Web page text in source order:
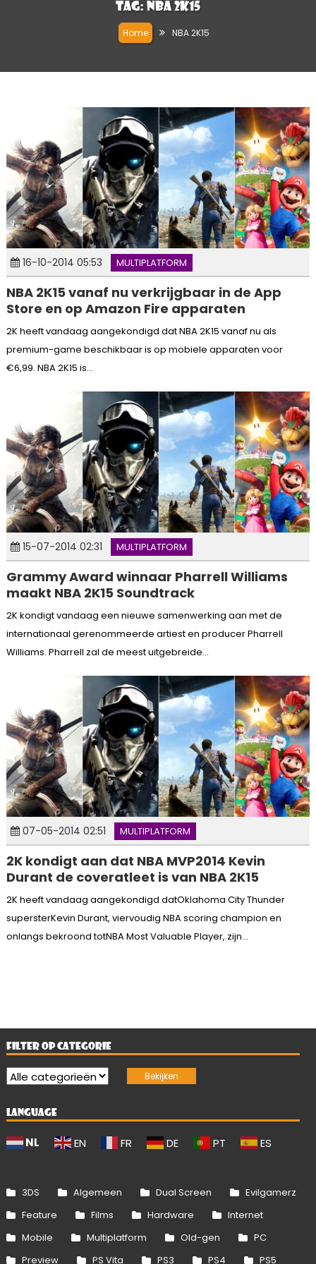
Tag: NBA 2K15
Home NBA 2K15
16-10-2014 05:53 MULTIPLATFORM
NBA 2K15 vanaf nu verkrijgbaar in de App
Store en op Amazon Fire apparaten
2K heeft vandaag aangekondigd dat NBA 2K15 vanaf nu als
premium-game beschikbaar is op mobiele apparaten voor
€6,99. NBA 2K15 is...
15-07-2014 02:31 MULTIPLATFORM
Grammy Award winnaar Pharrell Williams
maakt NBA 2K15 Soundtrack
2K kondigt vandaag een nieuwe samenwerking aan met de
internationaal gerenommeerde artiest en producer Pharrell
Williams. Pharrell zal de meest uitgebreide...
07-05-2014 02:51 MULTIPLATFORM
2K kondigt aan dat NBA MVP2014 Kevin
Durant de coveratleet is van NBA 2K15
2K heeft vandaag aangekondigd datOklahoma City Thunder
supersterKevin Durant, viervoudig NBA scoring champion en
onlangs bekroond totNBA Most Valuable Player, zijn...
FILTER OP CATEGORIE
LANGUAGE
NL EN FR DE PT ES
3DS Algemeen Dual Screen
Evilgamerz
Feature
Films Hardware
Internet
Mobile
Multiplatform Old-gen
PC
Preview
PS Vita PS3 PS4 PS5